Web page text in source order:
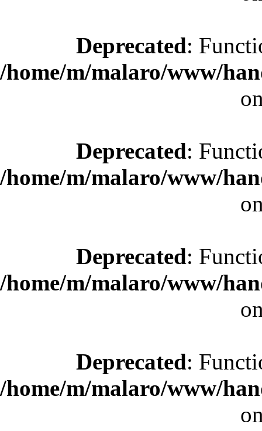
Deprecated:
/home/m/malaro/www/
Deprecated:
/home/m/malaro/www/
Deprecated:
/home/m/malaro/www/
Deprecated:
/home/m/malaro/www/